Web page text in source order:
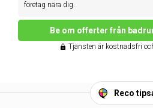
företag nära dig.
Be om offerter från
Tjänsten är kostnadsfri
Reco